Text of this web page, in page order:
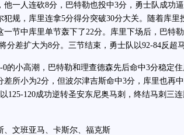
人连砍8分，巴特勒也投中3分，勇士队成功逼
规，库里连拿5分得分突破30分大关。随着库里
节中库里单节轰下了22分。库里下场后，巴特
分差扩大为8分。三节结束，勇士队以92-84反超马
小高潮，巴特勒和理查德森先后命中3分稳定住
所小为2分，但波尔津吉斯命中3分，库里也再
125-120成功逆转圣安东尼奥马刺，终结马刺三
文班亚马、卡斯尔、福克斯